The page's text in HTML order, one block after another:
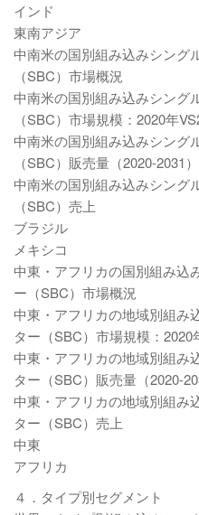
インド
東南アジア
中南米の国別組み込みシング
（SBC）市場概況
中南米の国別組み込みシング
（SBC）市場規模：2020年
中南米の国別組み込みシング
（SBC）販売量（2020-2031）
中南米の国別組み込みシング
（SBC）売上
ブラジル
メキシコ
中東・アフリカの国別組み込
ー（SBC）市場概況
中東・アフリカの地域別組み
ター（SBC）市場規模：2020
中東・アフリカの地域別組み
ター（SBC）販売量（2020-
中東・アフリカの地域別組み
ター（SBC）売上
中東
アフリカ
４．タイプ別セグメント